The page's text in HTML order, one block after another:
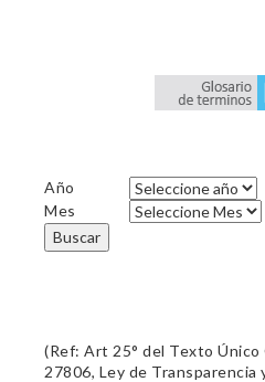
Año
Mes
Buscar
(Ref: Art 25° del Texto Único
27806, Ley de Transparencia